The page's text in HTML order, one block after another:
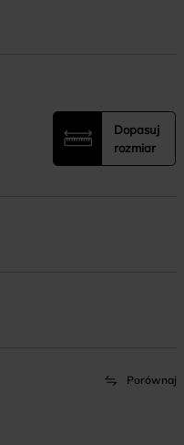
Dopasuj
rozmiar
Porównaj